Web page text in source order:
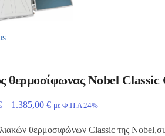
θερμοσίφωνας Nobel Classic
– 1.385,00 € με Φ.Π.Α 24%
θερμοσιφώνων Classic της